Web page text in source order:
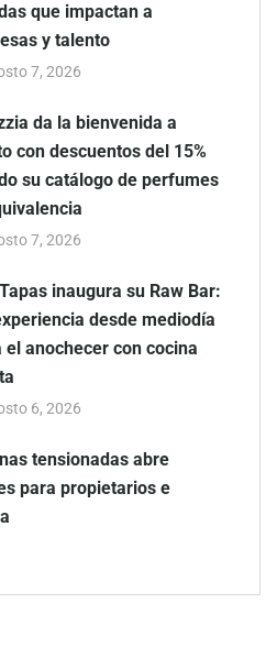
que impactan a
y talento
7, 2026
da la bienvenida a
con descuentos del 15%
su catálogo de perfumes
7, 2026
inaugura su Raw Bar:
desde mediodía
el anochecer con cocina
6, 2026
tensionadas abre
para propietarios e